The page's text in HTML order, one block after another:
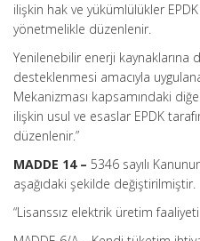
ilişkin hak ve yükümlülükler
yönetmelikle düzenlenir.
Yenilenebilir enerji kaynaklarına
desteklenmesi amacıyla
Mekanizması kapsamındaki
ilişkin usul ve esaslar EPDK
düzenlenir.”
MADDE 14 – 5346 sayılı
aşağıdaki şekilde değiştirilmiştir.
“Lisanssız elektrik üretim faaliyeti